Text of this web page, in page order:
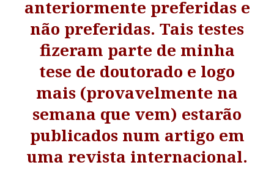
anteriormente preferidas e
não preferidas. Tais testes
fizeram parte de minha
tese de doutorado e logo
mais (provavelmente na
semana que vem) estarão
publicados num artigo em
uma revista internacional.